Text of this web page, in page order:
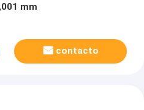
mm
contacto